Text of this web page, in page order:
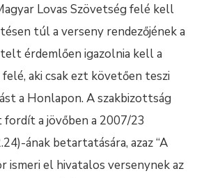
Lovas Szövetség felé kell
túl a verseny rendezőjének a
érdemlően igazolnia kell a
aki csak ezt követően teszi
a Honlapon. A szakbizottság
a jövőben a 2007/23
ának betartatására, azaz “A
ismeri el hivatalos versenynek az